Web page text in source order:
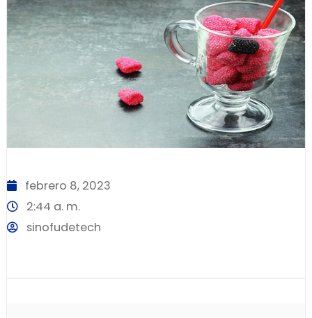
febrero 8, 2023
2:44 a. m.
sinofudetech